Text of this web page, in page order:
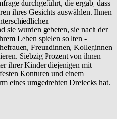
durchgeführt, die ergab, dass
ihres Gesichts auswählen. Ihnen
sie wurden gebeten, sie nach der
Leben spielen sollten -
Freundinnen, Kolleginnen
Siebzig Prozent von ihnen
ihrer Kinder diejenigen mit
Konturen und einem
eines umgedrehten Dreiecks hat.